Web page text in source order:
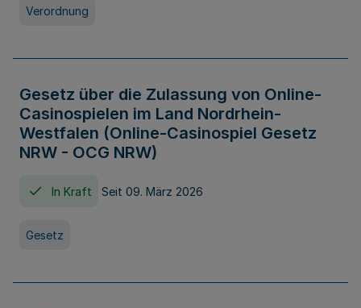
Verordnung
Gesetz über die Zulassung von Online-
Casinospielen im Land Nordrhein-
Westfalen (Online-Casinospiel Gesetz
NRW - OCG NRW)
In Kraft Seit 09. März 2026
Gesetz